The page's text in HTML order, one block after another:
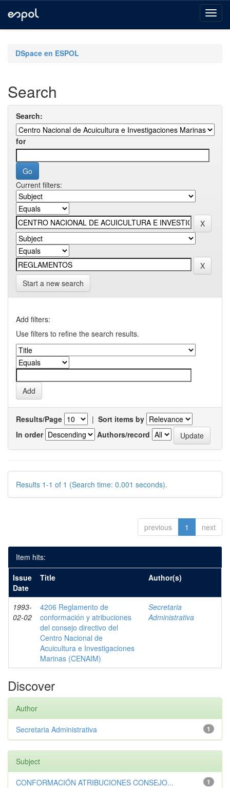
navigationDSpace en ESPOL
Search
Search:
for
Current filters:
Start a new search
Add filters:
Use filters to refine the search results.
Results/Page | Sort items by
In order
Authors/record
Results 1-1 of 1 (Search time: 0.001 seconds).
previous 1 next
Item hits:
Issue
Date
Title Author(s)
1993-
02-02
4206 Reglamento de
conformación y atribuciones
del consejo directivo del
Centro Nacional de
Acuicultura e Investigaciones
Marinas (CENAIM)
Secretaria
Administrativa
Discover
Author
1
Secretaria Administrativa
Subject
1
CONFORMACIÓN ATRIBUCIONES CONSEJO...